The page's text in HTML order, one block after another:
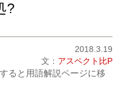
?
2018.3.19
文： アスペクト比P
ると用語解説ページに移